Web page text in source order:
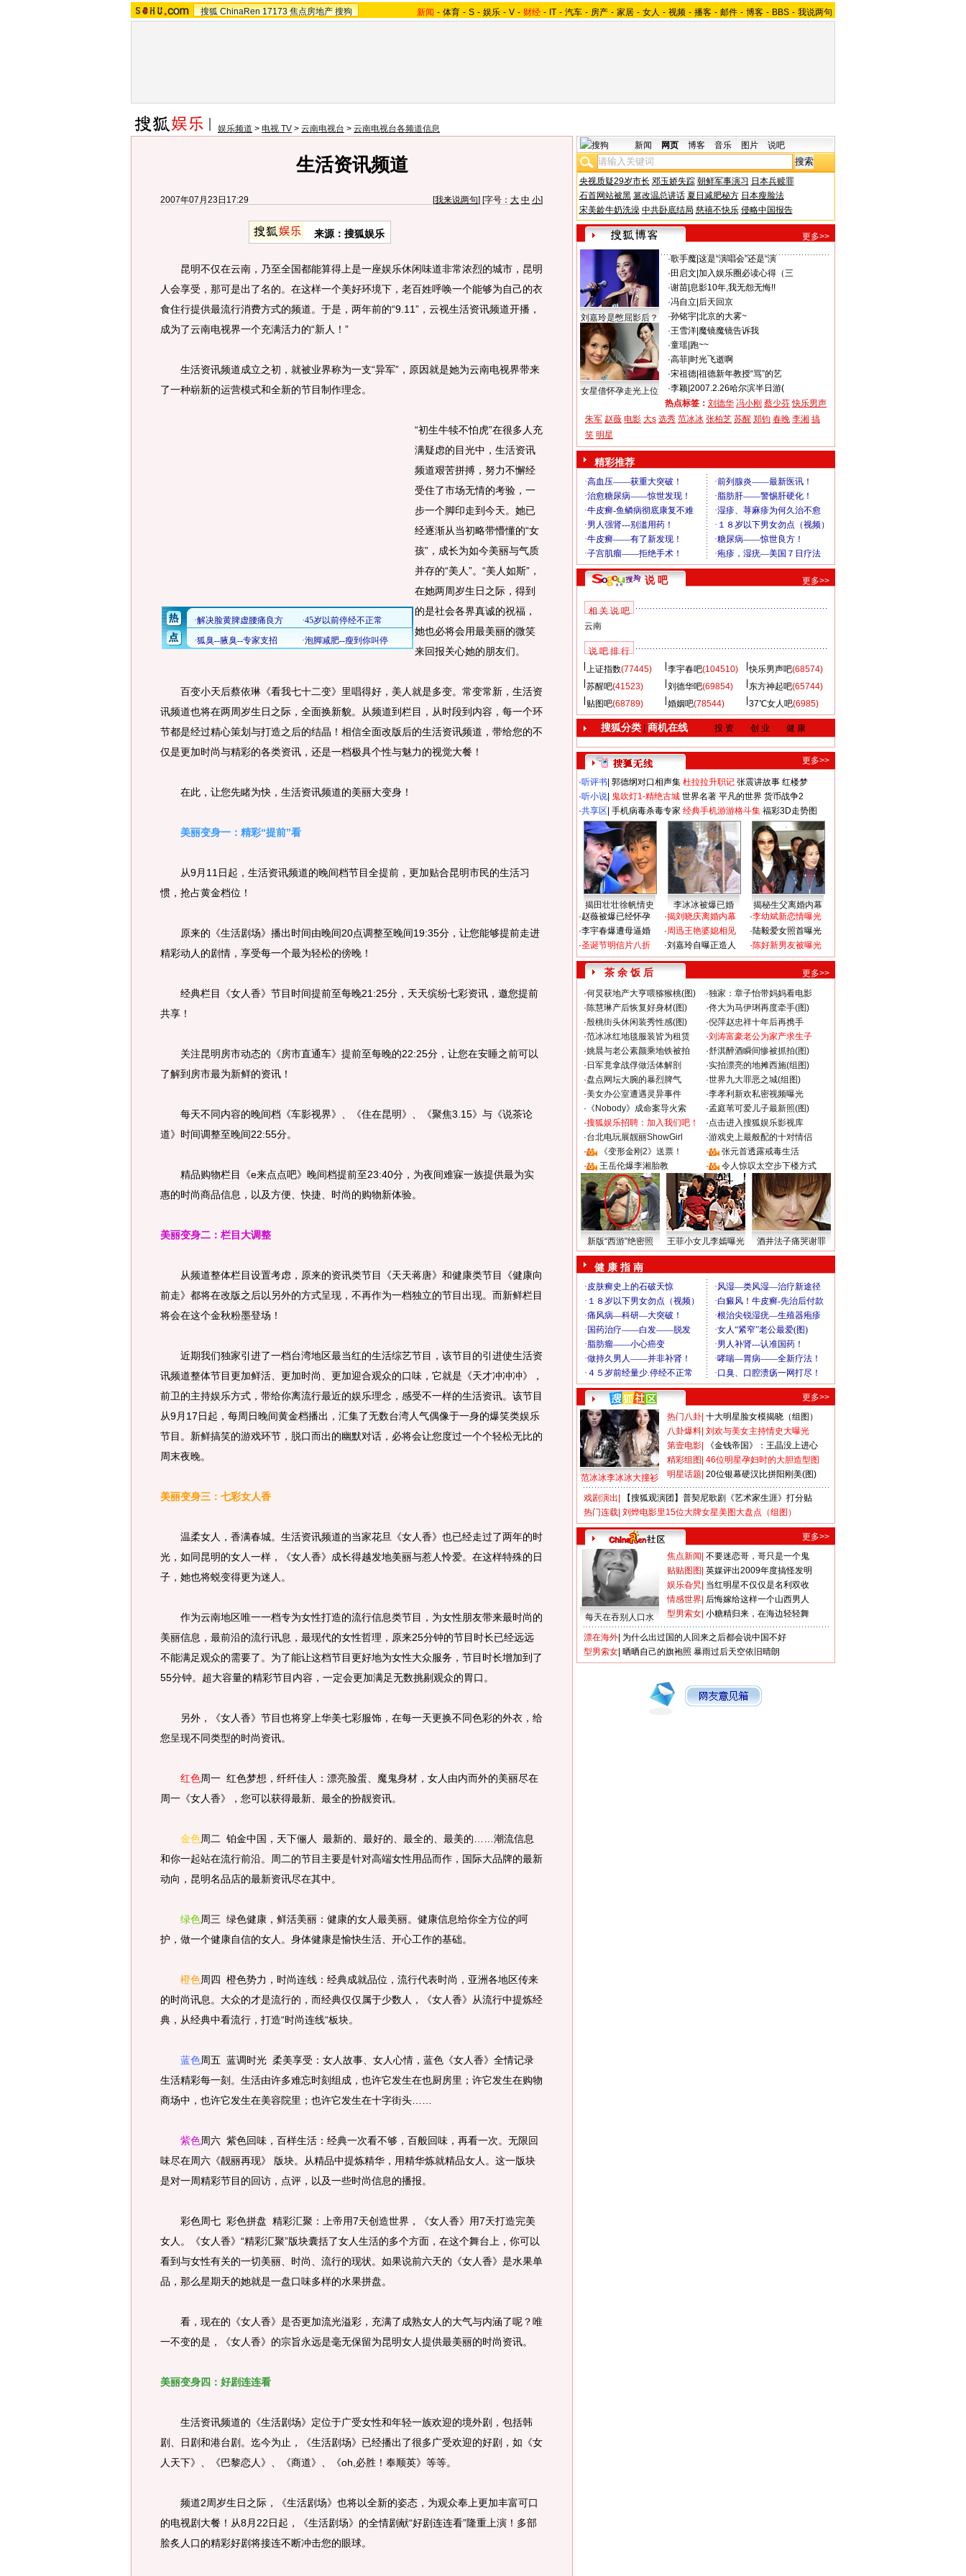
搜狐 ChinaRen 17173 焦点房地产 搜狗 新闻 - 体育 - S - 娱乐 - V - 财经 - IT - 汽车 - 房产 - 家居 - 女人 - 视频 - 播客 - 邮件 - 博客 - BBS - 我说两句
娱乐频道 > 电视 TV > 云南电视台 > 云南电视台各频道信息
生活资讯频道
2007年07月23日17:29 [我来说两句] [字号： 大 中 小]
来源：搜狐娱乐
昆明不仅在云南，乃至全国都能算得上是一座娱乐休闲味道非常浓烈的城市，昆明
人会享受，那可是出了名的。在这样一个美好环境下，老百姓呼唤一个能够为自己的衣
食住行提供最流行消费方式的频道。于是，两年前的“9.11”，云视生活资讯频道开播，
成为了云南电视界一个充满活力的“新人！”
生活资讯频道成立之初，就被业界称为一支“异军”，原因就是她为云南电视界带来
了一种崭新的运营模式和全新的节目制作理念。
“初生牛犊不怕虎”在很多人充
满疑虑的目光中，生活资讯
频道艰苦拼搏，努力不懈经
受住了市场无情的考验，一
步一个脚印走到今天。她已
经逐渐从当初略带懵懂的“女
孩”，成长为如今美丽与气质
并存的“美人”。“美人如斯”，
在她两周岁生日之际，得到
的是社会各界真诚的祝福，
她也必将会用最美丽的微笑
来回报关心她的朋友们。
百变小天后蔡依琳《看我七十二变》里唱得好，美人就是多变。常变常新，生活资
讯频道也将在两周岁生日之际，全面换新貌。从频道到栏目，从时段到内容，每一个环
节都是经过精心策划与打造之后的结晶！相信全面改版后的生活资讯频道，带给您的不
仅是更加时尚与精彩的各类资讯，还是一档极具个性与魅力的视觉大餐！
在此，让您先睹为快，生活资讯频道的美丽大变身！
美丽变身一：精彩“提前”看
从9月11日起，生活资讯频道的晚间档节目全提前，更加贴合昆明市民的生活习
惯，抢占黄金档位！
原来的《生活剧场》播出时间由晚间20点调整至晚间19:35分，让您能够提前走进
精彩动人的剧情，享受每一个最为轻松的傍晚！
经典栏目《女人香》节目时间提前至每晚21:25分，天天缤纷七彩资讯，邀您提前
共享！
关注昆明房市动态的《房市直通车》提前至每晚的22:25分，让您在安睡之前可以
了解到房市最为新鲜的资讯！
每天不同内容的晚间档《车影视界》、《住在昆明》、《聚焦3.15》与《说茶论
道》时间调整至晚间22:55分。
精品购物栏目《e来点点吧》晚间档提前至23:40分，为夜间难寐一族提供最为实
惠的时尚商品信息，以及方便、快捷、时尚的购物新体验。
美丽变身二：栏目大调整
从频道整体栏目设置考虑，原来的资讯类节目《天天蒋唐》和健康类节目《健康向
前走》都将在改版之后以另外的方式呈现，不再作为一档独立的节目出现。而新鲜栏目
将会在这个金秋粉墨登场！
近期我们独家引进了一档台湾地区最当红的生活综艺节目，该节目的引进使生活资
讯频道整体节目更加鲜活、更加时尚、更加迎合观众的口味，它就是《天才冲冲冲》，
前卫的主持娱乐方式，带给你离流行最近的娱乐理念，感受不一样的生活资讯。该节目
从9月17日起，每周日晚间黄金档播出，汇集了无数台湾人气偶像于一身的爆笑类娱乐
节目。新鲜搞笑的游戏环节，脱口而出的幽默对话，必将会让您度过一个个轻松无比的
周末夜晚。
美丽变身三：七彩女人香
温柔女人，香满春城。生活资讯频道的当家花旦《女人香》也已经走过了两年的时
光，如同昆明的女人一样，《女人香》成长得越发地美丽与惹人怜爱。在这样特殊的日
子，她也将蜕变得更为迷人。
作为云南地区唯一一档专为女性打造的流行信息类节目，为女性朋友带来最时尚的
美丽信息，最前沿的流行讯息，最现代的女性哲理，原来25分钟的节目时长已经远远
不能满足观众的需要了。为了能让这档节目更好地为女性大众服务，节目时长增加到了
55分钟。超大容量的精彩节目内容，一定会更加满足无数挑剔观众的胃口。
另外，《女人香》节目也将穿上华美七彩服饰，在每一天更换不同色彩的外衣，给
您呈现不同类型的时尚资讯。
红色周一 红色梦想，纤纤佳人：漂亮脸蛋、魔鬼身材，女人由内而外的美丽尽在
周一《女人香》，您可以获得最新、最全的扮靓资讯。
金色周二 铂金中国，天下俪人 最新的、最好的、最全的、最美的……潮流信息
和你一起站在流行前沿。周二的节目主要是针对高端女性用品而作，国际大品牌的最新
动向，昆明名品店的最新资讯尽在其中。
绿色周三 绿色健康，鲜活美丽：健康的女人最美丽。健康信息给你全方位的呵
护，做一个健康自信的女人。身体健康是愉快生活、开心工作的基础。
橙色周四 橙色势力，时尚连线：经典成就品位，流行代表时尚，亚洲各地区传来
的时尚讯息。大众的才是流行的，而经典仅仅属于少数人，《女人香》从流行中提炼经
典，从经典中看流行，打造“时尚连线“板块。
蓝色周五 蓝调时光 柔美享受：女人故事、女人心情，蓝色《女人香》全情记录
生活精彩每一刻。生活由许多难忘时刻组成，也许它发生在也厨房里；许它发生在购物
商场中，也许它发生在美容院里；也许它发生在十字街头……
紫色周六 紫色回味，百样生活：经典一次看不够，百般回味，再看一次。无限回
味尽在周六《靓丽再现》 版块。从精品中提炼精华，用精华炼就精品女人。这一版块
是对一周精彩节目的回访，点评，以及一些时尚信息的播报。
彩色周七 彩色拼盘 精彩汇聚：上帝用7天创造世界，《女人香》用7天打造完美
女人。《女人香》“精彩汇聚”版块囊括了女人生活的多个方面，在这个舞台上，你可以
看到与女性有关的一切美丽、时尚、流行的现状。如果说前六天的《女人香》是水果单
品，那么星期天的她就是一盘口味多样的水果拼盘。
看，现在的《女人香》是否更加流光溢彩，充满了成熟女人的大气与内涵了呢？唯
一不变的是，《女人香》的宗旨永远是毫无保留为昆明女人提供最美丽的时尚资讯。
美丽变身四：好剧连连看
生活资讯频道的《生活剧场》定位于广受女性和年轻一族欢迎的境外剧，包括韩
剧、日剧和港台剧。迄今为止，《生活剧场》已经播出了很多广受欢迎的好剧，如《女
人天下》、《巴黎恋人》、《商道》、《oh,必胜！奉顺英》等等。
频道2周岁生日之际，《生活剧场》也将以全新的姿态，为观众奉上更加丰富可口
的电视剧大餐！从8月22日起，《生活剧场》的全情剧献“好剧连连看”隆重上演！多部
脍炙人口的精彩好剧将接连不断冲击您的眼球。
新闻 网页 博客 音乐 图片 说吧
央视质疑29岁市长 邓玉娇失踪 朝鲜军事演习 日本兵赎罪
石首网站被黑 篡改温总讲话 夏日减肥秘方 日本瘦脸法
宋美龄牛奶洗澡 中共卧底结局 慈禧不快乐 侵略中国报告
更多>>
刘嘉玲是憋屈影后？
女星借怀孕走光上位
·歌手魔| 这是“演唱会”还是“演
· 田启文 加入娱乐圈必读心得（三
·谢苗| 息影10年,我无怨无悔!!
·冯自立 后天回京
·孙铭宇| 北京的大雾~
·王雪洋| 魔镜魔镜告诉我
·童瑶| 跑~~
·高菲| 时光飞逝啊
·宋祖德| 祖德新年教授“骂”的艺
·李颖| 2007.2.26哈尔滨半日游(
热点标签： 刘德华 冯小刚 蔡少芬 快乐男声
朱军 赵薇 电影 大s 选秀 范冰冰 张柏芝 苏醒 郑钧 春晚 李湘 搞
笑 明星
精彩推荐
说 吧 更多>>
相 关 说 吧
云南
说 吧 排 行
上证指数(77445) 李宇春吧(104510) 快乐男声吧(68574)
苏醒吧(41523) 刘德华吧(69854) 东方神起吧(65744)
贴图吧(68789) 婚姻吧(78544) 37℃女人吧(6985)
搜狐分类| 商机在线 投 资 创 业 健 康
更多>>
·听评书 郭德纲对口相声集 杜拉拉升职记 张震讲故事 红楼梦
·听小说 鬼吹灯1-精绝古城 世界名著 平凡的世界 货币战争2
·共享区 手机病毒杀毒专家 经典手机游游格斗集 福彩3D走势图
揭田壮壮徐帆情史 李冰冰被爆已婚
揭秘生父离婚内幕
·赵薇被爆已经怀孕
·李宇春爆遭母逼婚
·圣诞节明信片八折
·揭刘晓庆离婚内幕
·周迅王艳婆媳相见
·刘嘉玲自曝正造人
·李幼斌新恋情曝光
·陆毅爱女照首曝光
·陈好新男友被曝光
茶 余 饭 后
更多>>
·何炅获地产大亨喂猕猴桃(图) ·独家：章子怡带妈妈看电影
·陈慧琳产后恢复好身材(图) ·佟大为马伊琍再度牵手(图)
·殷桃街头休闲装秀性感(图) ·倪萍赵忠祥十年后再携手
·范冰冰红地毯服装皆为租赁 ·刘涛富豪老公为家产求生子
·姚晨与老公素颜乘地铁被拍 ·舒淇醉酒瞬间惨被抓拍(图)
· 日军竟拿战俘做活体解剖 ·实拍漂亮的地摊西施(组图)
·盘点网坛大腕的暴烈脾气 ·世界九大罪恶之城(组图)
·美女办公室遭遇灵异事件 ·李孝利新欢私密视频曝光
· 《Nobody》成命案导火索 ·孟庭苇可爱儿子最新照(图)
·搜狐娱乐招聘：加入我们吧！ ·点击进入搜狐娱乐影视库
·台北电玩展靓丽ShowGirl ·游戏史上最般配的十对情侣
·
《变形金刚2》送票！ ·
张元首透露戒毒生活
·
王岳伦爆李湘胎教 · 令人惊叹太空步下楼方式
新版“西游”绝密照 王菲小女儿李嫣曝光 酒井法子痛哭谢罪
健 康 指 南
更多>>
范冰冰李冰冰大撞衫
热门八卦 十大明星脸女模揭晓（组图）
八卦爆料 刘欢与美女主持情史大曝光
第壹电影
《金钱帝国》：王晶没上进心
精彩组图 46位明星孕妇时的大胆造型图
明星话题 20位银幕硬汉比拼阳刚美(图)
戏剧演出
【搜狐观演团】普契尼歌剧《艺术家生涯》打分贴
热门连载 刘烨电影里15位大牌女星美图大盘点（组图）
更多>>
每天在吞别人口水
焦点新闻 不要迷恋哥，哥只是一个鬼
贴贴图图 英媒评出2009年度搞怪发明
娱乐旮旯 当红明星不仅仅是名利双收
情感世界 后悔嫁给这样一个山西男人
型男索女 小糖精归来，在海边轻轻舞
漂在海外 为什么出过国的人回来之后都会说中国不好
型男索女 晒晒自己的旗袍照 暴雨过后天空依旧晴朗